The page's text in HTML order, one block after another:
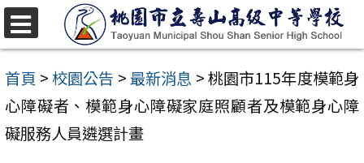
跳
至
主
要
內
首頁 >校園公告 >最新消息 >桃園市115年度模範身
心障礙者、模範身心障礙家庭照顧者及模範身心障
礙服務人員遴選計畫
選
單